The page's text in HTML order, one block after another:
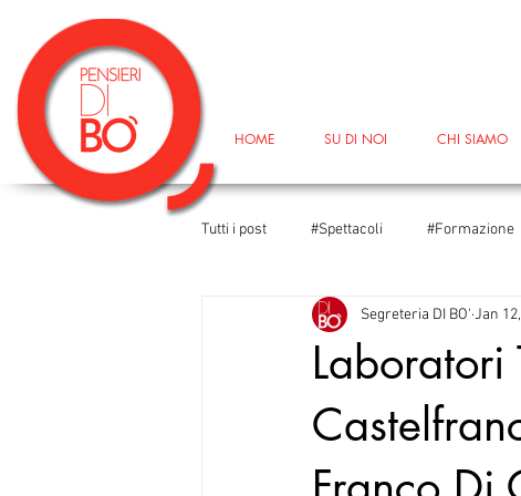
HOME SU DI NOI CHI SIAMO
Tutti i post #Spettacoli #Formazione
#DireFareBaciare #DireFareBaciare
#Università
Segreteria DI BO' Jan